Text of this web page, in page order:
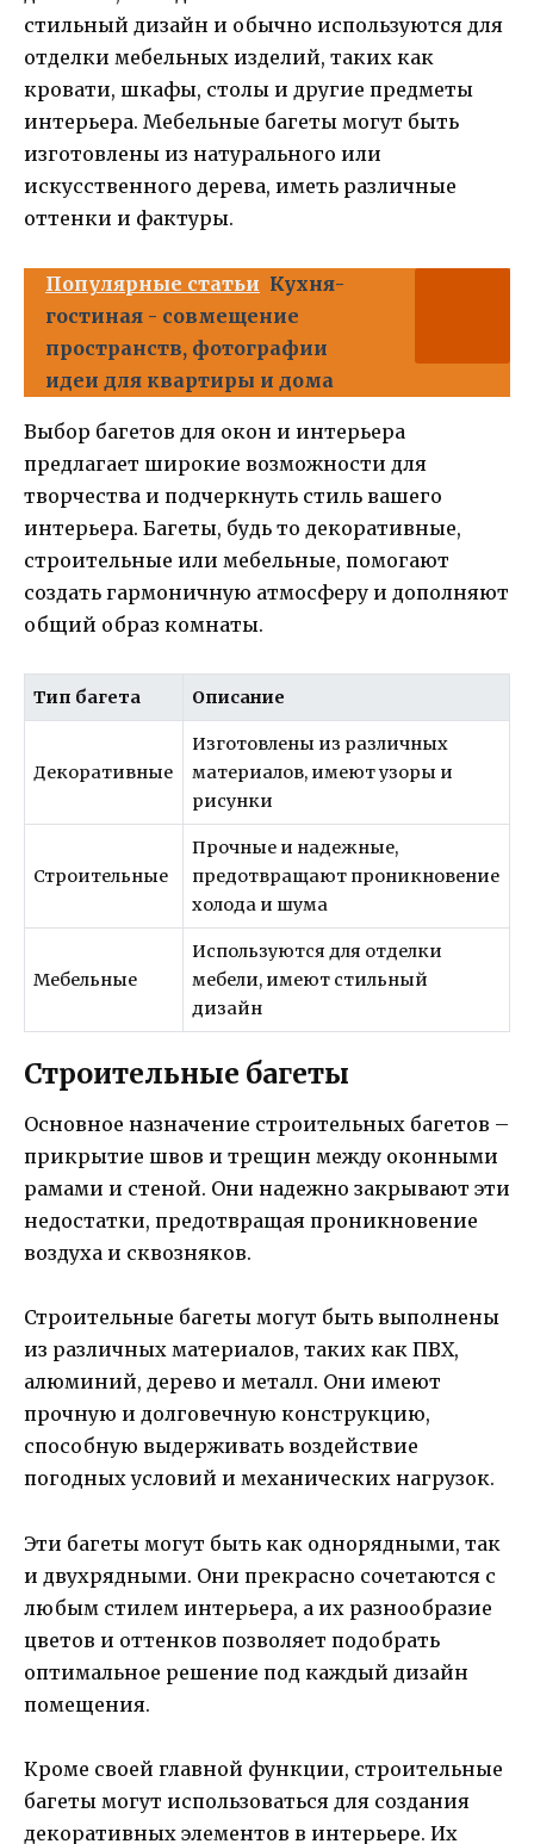
стильный дизайн и обычно используются для
отделки мебельных изделий, таких как
кровати, шкафы, столы и другие предметы
интерьера. Мебельные багеты могут быть
изготовлены из натурального или
искусственного дерева, иметь различные
оттенки и фактуры.
Популярные статьи Кухня-
гостиная - совмещение
пространств, фотографии
идеи для квартиры и дома
Выбор багетов для окон и интерьера
предлагает широкие возможности для
творчества и подчеркнуть стиль вашего
интерьера. Багеты, будь то декоративные,
строительные или мебельные, помогают
создать гармоничную атмосферу и дополняют
общий образ комнаты.
Тип багета Описание
Декоративные
Изготовлены из различных
материалов, имеют узоры и
рисунки
Строительные
Прочные и надежные,
предотвращают проникновение
холода и шума
Мебельные
Используются для отделки
мебели, имеют стильный
дизайн
Строительные багеты
Основное назначение строительных багетов –
прикрытие швов и трещин между оконными
рамами и стеной. Они надежно закрывают эти
недостатки, предотвращая проникновение
воздуха и сквозняков.
Строительные багеты могут быть выполнены
из различных материалов, таких как ПВХ,
алюминий, дерево и металл. Они имеют
прочную и долговечную конструкцию,
способную выдерживать воздействие
погодных условий и механических нагрузок.
Эти багеты могут быть как однорядными, так
и двухрядными. Они прекрасно сочетаются с
любым стилем интерьера, а их разнообразие
цветов и оттенков позволяет подобрать
оптимальное решение под каждый дизайн
помещения.
Кроме своей главной функции, строительные
багеты могут использоваться для создания
декоративных элементов в интерьере. Их